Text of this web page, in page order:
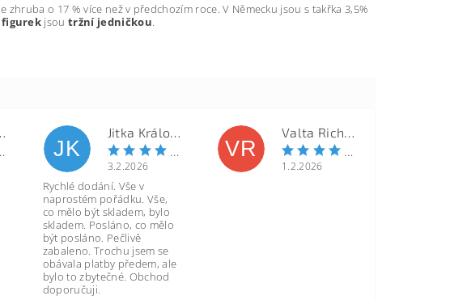
o 17 % více než v předchozím roce. V Německu jsou s takřka 3,5%
figurek jsou tržní jedničkou
JK
3.2.2026
Rychlé dodání. Vše v
naprostém pořádku. Vše,
co mělo být skladem, bylo
skladem. Posláno, co mělo
být posláno. Pečlivě
zabaleno. Trochu jsem se
obávala platby předem, ale
bylo to zbytečné. Obchod
doporučuji.
VR
1.2.2026